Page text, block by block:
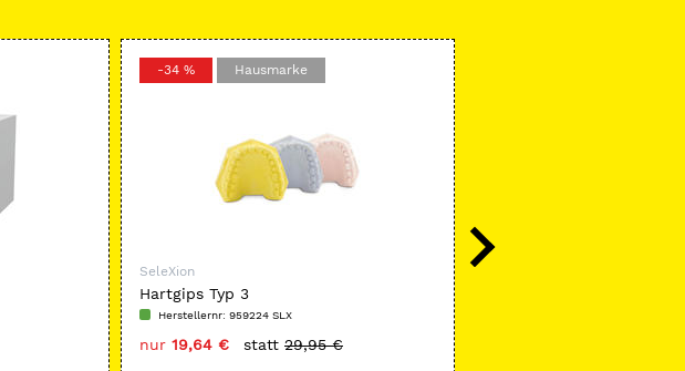
-34 % Hausmarke
SeleXion
Hartgips Typ 3
Herstellernr: 959224 SLX
nur 19,64 € statt 29,95 €